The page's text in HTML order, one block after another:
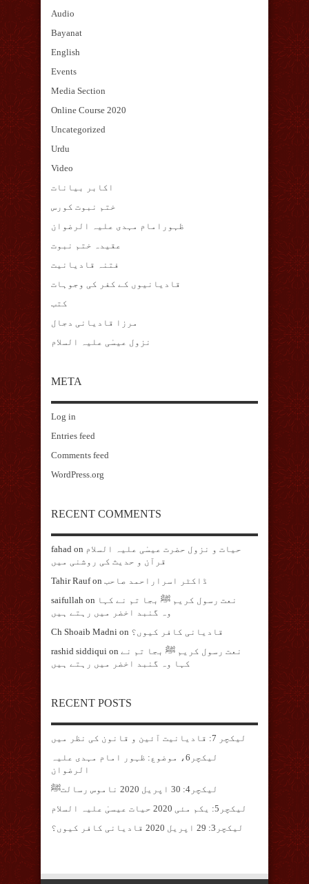
Audio
Bayanat
English
Events
Media Section
Online Course 2020
Uncategorized
Urdu
Video
اکابر بیانات
ختم نبوت کورس
ظہورامام مہدی علیہ الرضوان
عقیدہ ختم نبوت
فتنہ قادیانیت
قادیانیوں کے کفر کی وجوہات
کتب
مرزا قادیانی دجال
نزول عیسٰی علیہ السلام
META
Log in
Entries feed
Comments feed
WordPress.org
RECENT COMMENTS
fahad on حیات و نزول حضرت عیسٰی علیہ السلام
قرآن و حدیث کی روشنی میں
Tahir Raufon ڈاکٹر اسراراحمد صاحب
saifullah on نعت رسول کریم ﷺ بجا تم نے کہا
وہ گنبد اخضر میں رہتے ہیں
Ch Shoaib Madni on قادیانی کافر کیوں؟
rashid siddiqui on نعت رسول کریم ﷺ بجا تم نے
کہا وہ گنبد اخضر میں رہتے ہیں
RECENT POSTS
لیکچر 7: قادیانیت آئین و قانون کی نظر میں
لیکچر6، موضوع: ظہور امام مہدی علیہ
الرضوان
لیکچر4: 30 اپریل 2020 ناموس رسالتﷺ
لیکچر5: یکم مئی 2020 حیات عیسیٰ علیہ السلام
لیکچر3: 29 اپریل 2020 قادیانی کافر کیوں؟